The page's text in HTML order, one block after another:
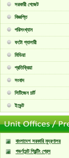
সরকারী গেজেট
বিজ্ঞপ্তি
পরিসংখ্যান
ফটো গ্যালারী
মিডিয়া
প্রতিক্রিয়া
সংবাদ
সিটিজেন চার্ট
ইভেন্ট
বাংলাদেশ সরকারি মুদ্রণালয়
গভর্ণমেন্ট প্রিন্টিং প্রেস